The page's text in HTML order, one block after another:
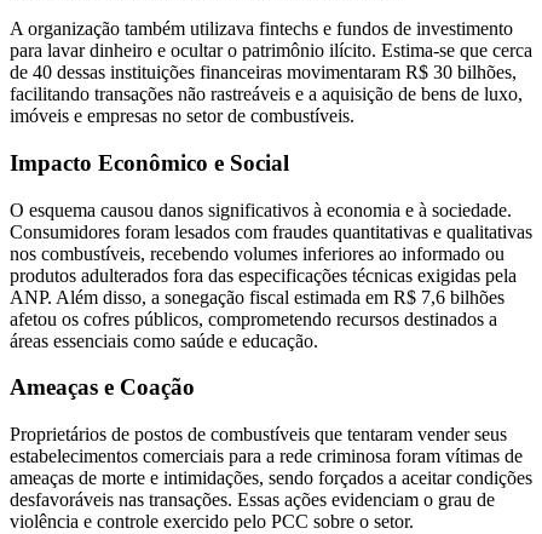
A organização também utilizava fintechs e fundos de investimento
para lavar dinheiro e ocultar o patrimônio ilícito. Estima-se que cerca
de 40 dessas instituições financeiras movimentaram R$ 30 bilhões,
facilitando transações não rastreáveis e a aquisição de bens de luxo,
imóveis e empresas no setor de combustíveis.
Impacto Econômico e Social
O esquema causou danos significativos à economia e à sociedade.
Consumidores foram lesados com fraudes quantitativas e qualitativas
nos combustíveis, recebendo volumes inferiores ao informado ou
produtos adulterados fora das especificações técnicas exigidas pela
ANP. Além disso, a sonegação fiscal estimada em R$ 7,6 bilhões
afetou os cofres públicos, comprometendo recursos destinados a
áreas essenciais como saúde e educação.
Ameaças e Coação
Proprietários de postos de combustíveis que tentaram vender seus
estabelecimentos comerciais para a rede criminosa foram vítimas de
ameaças de morte e intimidações, sendo forçados a aceitar condições
desfavoráveis nas transações. Essas ações evidenciam o grau de
violência e controle exercido pelo PCC sobre o setor.